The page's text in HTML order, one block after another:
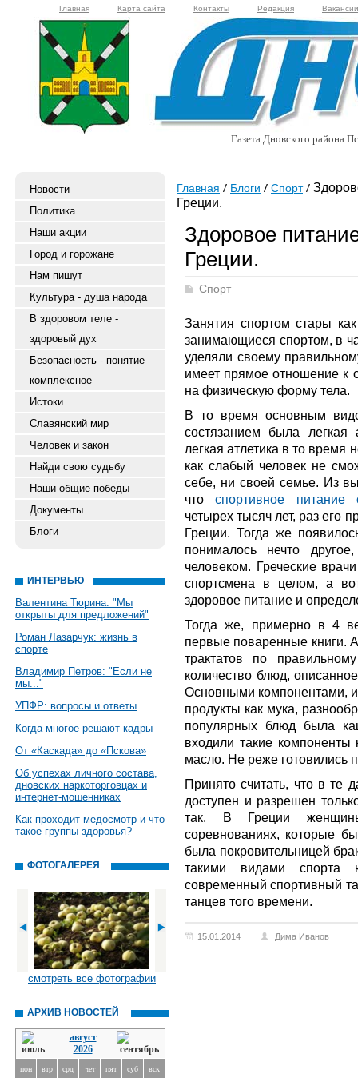
Главная Карта сайта Контакты Редакция Вакансии
Газета Дновского района
Новости
Политика
Наши акции
Город и горожане
Нам пишут
Культура - душа народа
В здоровом теле -
здоровый дух
Безопасность - понятие
комплексное
Истоки
Славянский мир
Человек и закон
Найди свою судьбу
Наши общие победы
Документы
Блоги
ИНТЕРВЬЮ
Валентина Тюрина: "Мы
открыты для предложений"
Роман Лазарчук: жизнь в
спорте
Владимир Петров: "Если не
мы..."
УПФР: вопросы и ответы
Когда многое решают кадры
От «Каскада» до «Пскова»
Об успехах личного состава,
дновских наркоторговцах и
интернет-мошенниках
Как проходит медосмотр и что
такое группы здоровья?
ФОТОГАЛЕРЕЯ
смотреть все фотографии
АРХИВ НОВОСТЕЙ
август
2026
пон втр срд чет пят суб вск
Главная Блоги Спорт
Греции.
Здоровое
Греции.
Спорт
Занятия спортом стары
занимающиеся спортом, в
уделяли своему
имеет прямое отношение к
на физическую форму тела.
В то время основным
состязанием была
легкая атлетика в то
как слабый человек не
себе, ни своей семье. Из
чтоспортивное питание
четырех тысяч лет, раз его
Греции. Тогда же
понималось нечто
человеком. Греческие
спортсмена в целом, а
здоровое питание и
Тогда же, примерно в 4
первые поваренные книги.
трактатов по
количество блюд,
Основными компонентами,
продукты как мука,
популярных блюд была
входили такие
масло. Не реже готовились
Принято считать, что в те
доступен и разрешен
так. В Греции
соревнованиях, которые
была покровительницей
такими видами спорта
современный спортивный
танцев того времени.
15.01.2014 Дима Иванов